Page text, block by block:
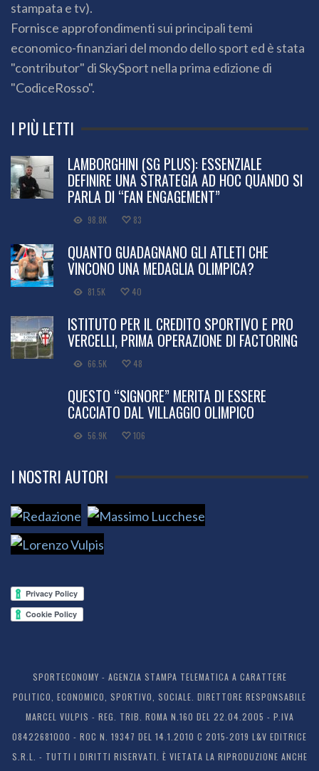
stampata e tv).
Fornisce approfondimenti sui principali temi
economico-finanziari del mondo dello sport ed è stata
"contributor" di SkySport nella prima edizione di
"CodiceRosso".
I PIÙ LETTI
LAMBORGHINI (SG PLUS): ESSENZIALE
DEFINIRE UNA STRATEGIA AD HOC QUANDO SI
PARLA DI “FAN ENGAGEMENT”
98.8K 83
QUANTO GUADAGNANO GLI ATLETI CHE
VINCONO UNA MEDAGLIA OLIMPICA?
81.5K 40
ISTITUTO PER IL CREDITO SPORTIVO E PRO
VERCELLI, PRIMA OPERAZIONE DI FACTORING
66.5K 48
QUESTO “SIGNORE” MERITA DI ESSERE
CACCIATO DAL VILLAGGIO OLIMPICO
56.9K 106
I NOSTRI AUTORI
SPORTECONOMY - AGENZIA STAMPA TELEMATICA A CARATTERE
POLITICO, ECONOMICO, SPORTIVO, SOCIALE. DIRETTORE RESPONSABILE
MARCEL VULPIS - REG. TRIB. ROMA N.160 DEL 22.04.2005 - P.IVA
08422681000 - ROC N. 19347 DEL 14.1.2010 C 2015-2019 L&V EDITRICE
S.R.L. - TUTTI I DIRITTI RISERVATI. È VIETATA LA RIPRODUZIONE ANCHE